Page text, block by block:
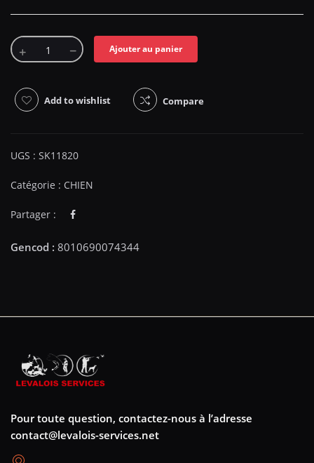
Ajouter au panier
Add to wishlist Compare
UGS : SK11820
Catégorie : CHIEN
Partager :
Pour toute question, contactez-nous à l’adresse
contact@levalois-services.net